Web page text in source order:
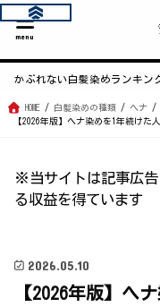
menu
かぶれない白髪染めランキン
HOME 白髪染めの種類
ヘナ
【2026年版】ヘナ染めを1年続け
※当サイトは記事広
る収益を得ています
2026.05.10
【2026年版】ヘ